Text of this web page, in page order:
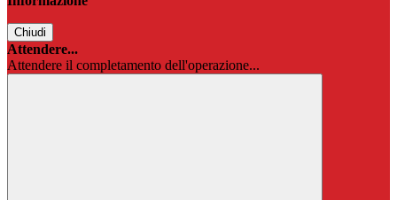
Chiudi
Attendere...
Attendere il completamento dell'operazione...